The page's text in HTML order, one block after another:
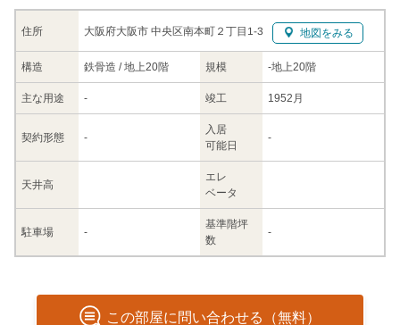
住所 大阪府大阪市 中央区南本町２丁目1-3 地図をみる
構造 鉄骨造 / 地上20階 規模 -地上20階
主な用途 - 竣工 1952月
契約形態 -
入居
可能日
-
天井高
エレ
ベータ
駐車場 -
基準階坪
数
-
この部屋に問い合わせる（無料）